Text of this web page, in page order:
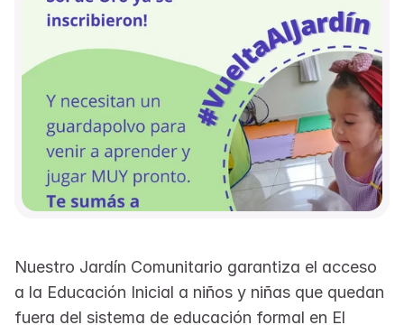
Nuestro Jardín Comunitario garantiza el acceso
a la Educación Inicial a niños y niñas que quedan
fuera del sistema de educación formal en El